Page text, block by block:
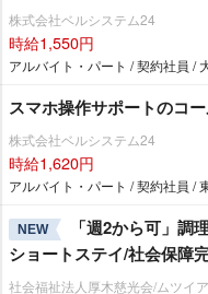
株式会社ベルシステム24
時給1,550円
アルバイト・パート / 契約社員 /
スマホ操作サポートのコ
株式会社ベルシステム24
時給1,620円
アルバイト・パート / 契約社員 /
NEW
「週2から可」調
ショートステイ/社会保障
社会福祉法人厚木慈光会/ムツイ